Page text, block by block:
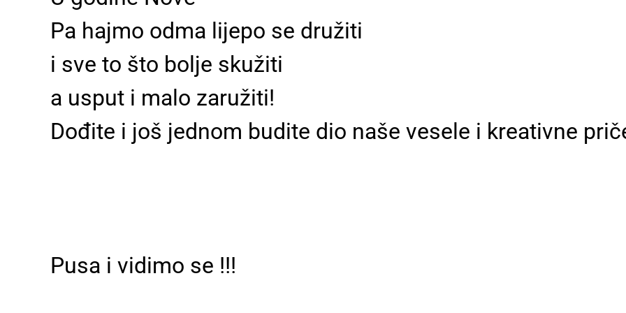
Pa hajmo odma lijepo se družiti
i sve to što bolje skužiti
a usput i malo zaružiti!
Dođite i još jednom budite dio naše vesele i kreativne
Pusa i vidimo se !!!